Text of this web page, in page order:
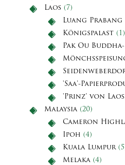
Laos (7)
Luang
Königspalast (1)
Pak Ou
'Saa'-
'Prinz' von Laos
Malaysia (20)
Cameron
Ipoh (4)
Kuala Lumpur
Melaka (4)